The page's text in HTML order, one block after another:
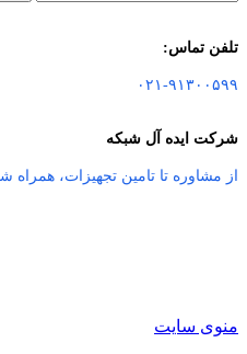
تلفن تماس:
۰۲۱-۹۱۳۰۰۵۹۹
شرکت ایده آل شبکه
از مشاوره تا تامین تجهیزات، همراه
منوی سایت